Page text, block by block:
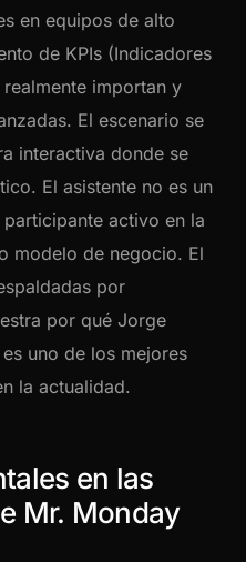
en equipos de alto
de KPIs (Indicadores
importan y
El escenario se
interactiva donde se
El asistente no es un
activo en la
modelo de negocio. El
por
por qué Jorge
uno de los mejores
la actualidad.
en las
Mr. Monday